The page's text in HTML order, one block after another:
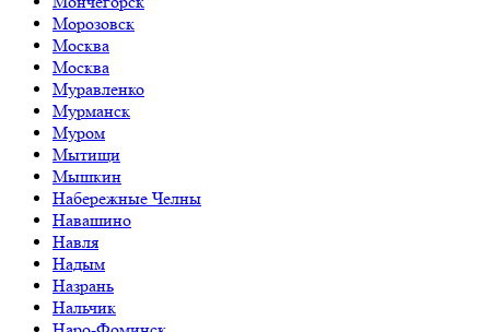
Морозовск
Москва
Москва
Муравленко
Мурманск
Муром
Мытищи
Мышкин
Набережные Челны
Навашино
Навля
Надым
Назрань
Нальчик